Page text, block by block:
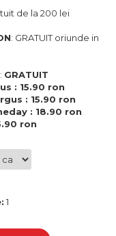
de la 200 lei
: GRATUIT oriunde in
: GRATUIT
: 15.90 ron
: 15.90 ron
: 18.90 ron
ron
1